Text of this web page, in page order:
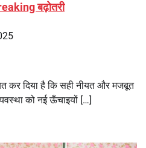
बढ़ोतरी
कर दिया है कि सही नीयत और मजबूत
को नई ऊँचाइयों […]